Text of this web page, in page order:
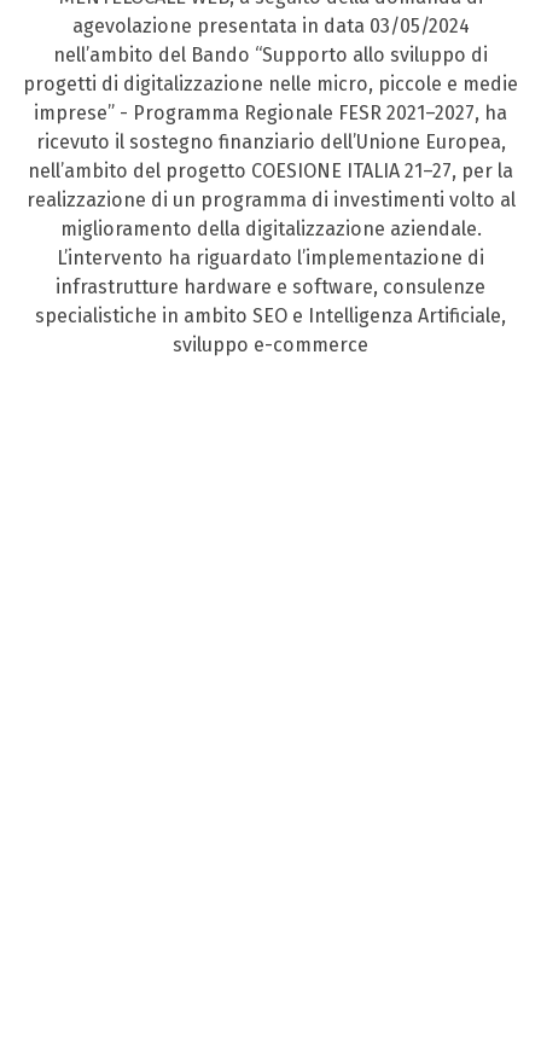
agevolazione presentata in data 03/05/2024
nell’ambito del Bando “Supporto allo sviluppo di
progetti di digitalizzazione nelle micro, piccole e medie
imprese” - Programma Regionale FESR 2021–2027, ha
ricevuto il sostegno finanziario dell’Unione Europea,
nell’ambito del progetto COESIONE ITALIA 21–27, per la
realizzazione di un programma di investimenti volto al
miglioramento della digitalizzazione aziendale.
L’intervento ha riguardato l’implementazione di
infrastrutture hardware e software, consulenze
specialistiche in ambito SEO e Intelligenza Artificiale,
sviluppo e-commerce